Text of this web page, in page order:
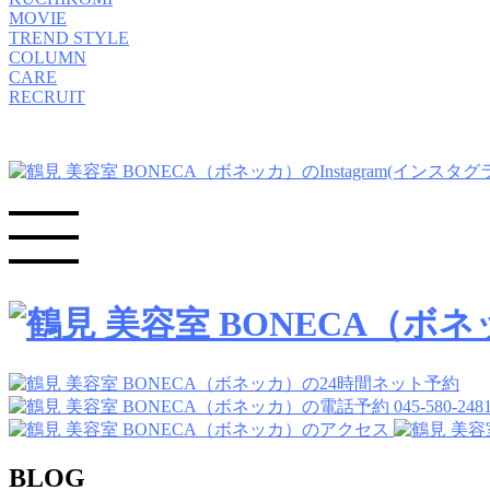
MOVIE
TREND STYLE
COLUMN
CARE
RECRUIT
045-580-
BLOG